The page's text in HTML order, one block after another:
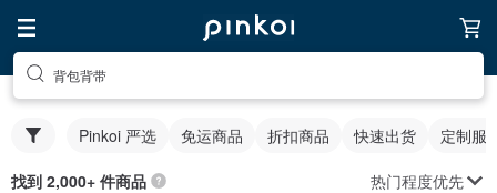
背包背带
Pinkoi 严选 免运商品 折扣商品 快速出货 定制服
找到 2,000+ 件商品 热门程度优先